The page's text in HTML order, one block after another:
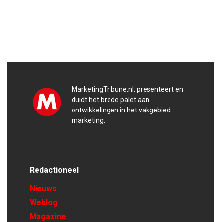
MarketingTribune.nl: presenteert en
duidt het brede palet aan
ontwikkelingen in het vakgebied
marketing.
Redactioneel
Nieuws
Weblog
Magazine